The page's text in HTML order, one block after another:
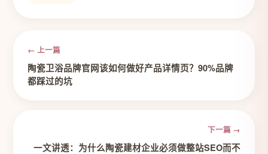
← 上一篇
陶瓷卫浴品牌官网该如何做好产品详情页？90%品牌
都踩过的坑
下一篇 →
一文讲透：为什么陶瓷建材企业必须做整站SEO而不